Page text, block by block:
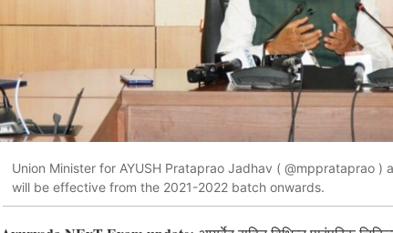
Union Minister for AYUSH Prataprao Jadhav ( @mpprataprao )
will be effective from the 2021-2022 batch onwards.